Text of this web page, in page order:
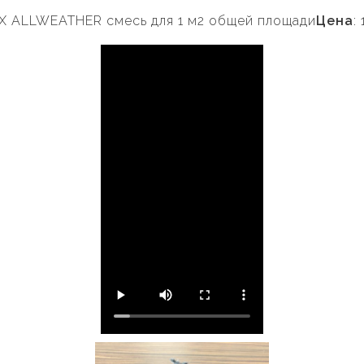
ALLWEATHER смесь для 1 м2 общей площадиЦена: